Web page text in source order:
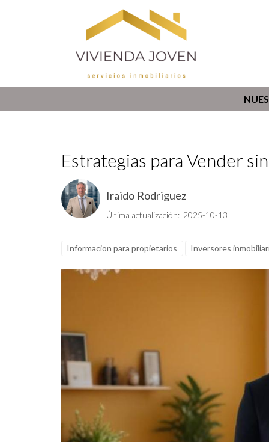
Estrategias para Vender
Iraido Rodriguez
Última actualización: 2025-10-13
Informacion para propietarios Inversores